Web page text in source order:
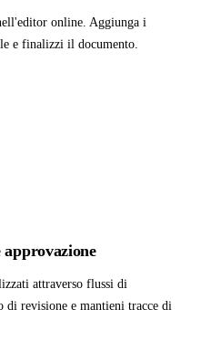
online. Aggiunga i
e finalizzi il documento.
attraverso flussi di
di revisione e mantieni tracce di